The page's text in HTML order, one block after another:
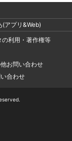
(アプリ&Web)
の利用・著作権等
お問い合わせ
合わせ